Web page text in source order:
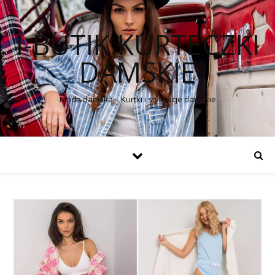
I-BUTIK KURTECZKI
DAMSKIE
Moda damska – Kurtki i stylizacje damskie